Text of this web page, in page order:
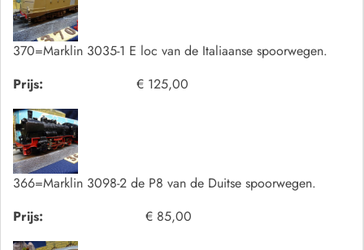
370=Marklin 3035-1 E loc van de Italiaanse spoorwegen.
Prijs:
€ 125,00
366=Marklin 3098-2 de P8 van de Duitse spoorwegen.
Prijs:
€ 85,00